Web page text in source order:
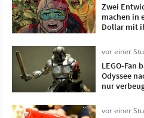
Zwei
machen in
Dollar mit
vor einer
LEGO-Fan
Odyssee
nur
vor einer